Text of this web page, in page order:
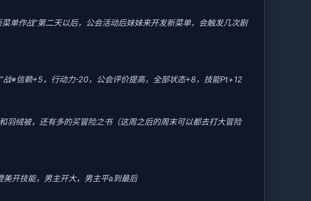
单作战”第二天以后，公会活动后妹妹来开发新菜单，会触发几次剧
※信赖+5，行动力-20，公会评价提高，全部状态+8，技能Pt+12
绒被，还有多的买冒险之书（这周之后的周末可以都去打大冒险
开技能，男主开大，男主平a到最后